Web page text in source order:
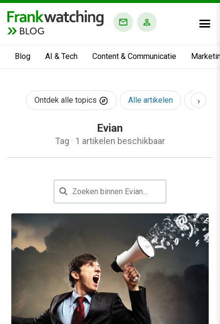
BLOG
Blog AI & Tech Content & Communicatie
Ontdek alle topics Alle artikelen AI &
›
Evian
Tag · 1 artikelen beschikbaar